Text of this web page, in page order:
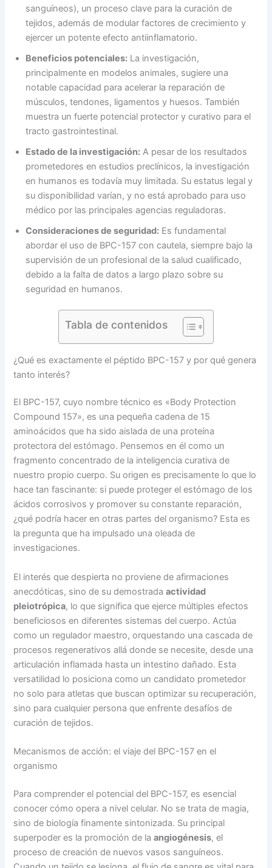
sanguíneos), un proceso clave para la curación de
tejidos, además de modular factores de crecimiento y
ejercer un potente efecto antiinflamatorio.
Beneficios potenciales: La investigación,
principalmente en modelos animales, sugiere una
notable capacidad para acelerar la reparación de
músculos, tendones, ligamentos y huesos. También
muestra un fuerte potencial protector y curativo para el
tracto gastrointestinal.
Estado de la investigación: A pesar de los resultados
prometedores en estudios preclínicos, la investigación
en humanos es todavía muy limitada. Su estatus legal y
su disponibilidad varían, y no está aprobado para uso
médico por las principales agencias reguladoras.
Consideraciones de seguridad: Es fundamental
abordar el uso de BPC-157 con cautela, siempre bajo la
supervisión de un profesional de la salud cualificado,
debido a la falta de datos a largo plazo sobre su
seguridad en humanos.
Tabla de contenidos
¿Qué es exactamente el péptido BPC-157 y por qué genera
tanto interés?
El BPC-157, cuyo nombre técnico es «Body Protection
Compound 157», es una pequeña cadena de 15
aminoácidos que ha sido aislada de una proteína
protectora del estómago. Pensemos en él como un
fragmento concentrado de la inteligencia curativa de
nuestro propio cuerpo. Su origen es precisamente lo que lo
hace tan fascinante: si puede proteger el estómago de los
ácidos corrosivos y promover su constante reparación,
¿qué podría hacer en otras partes del organismo? Esta es
la pregunta que ha impulsado una oleada de
investigaciones.
El interés que despierta no proviene de afirmaciones
anecdóticas, sino de su demostradaactividad
pleiotrópica, lo que significa que ejerce múltiples efectos
beneficiosos en diferentes sistemas del cuerpo. Actúa
como un regulador maestro, orquestando una cascada de
procesos regenerativos allá donde se necesite, desde una
articulación inflamada hasta un intestino dañado. Esta
versatilidad lo posiciona como un candidato prometedor
no solo para atletas que buscan optimizar su recuperación,
sino para cualquier persona que enfrente desafíos de
curación de tejidos.
Mecanismos de acción: el viaje del BPC-157 en el
organismo
Para comprender el potencial del BPC-157, es esencial
conocer cómo opera a nivel celular. No se trata de magia,
sino de biología finamente sintonizada. Su principal
superpoder es la promoción de laangiogénesis, el
proceso de creación de nuevos vasos sanguíneos.